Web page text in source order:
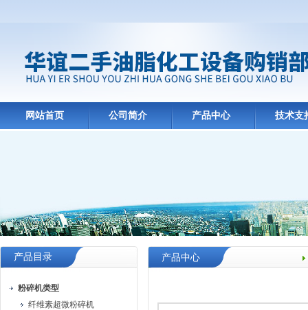
网站首页 公司简介 产品中心 技术支
产品目录
粉碎机类型
纤维素超微粉碎机
产品中心